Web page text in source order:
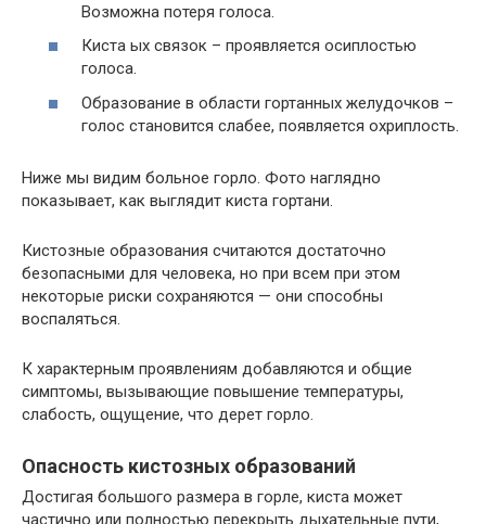
Возможна потеря голоса.
Киста ых связок – проявляется осиплостью
голоса.
Образование в области гортанных желудочков –
голос становится слабее, появляется охриплость.
Ниже мы видим больное горло. Фото наглядно
показывает, как выглядит киста гортани.
Кистозные образования считаются достаточно
безопасными для человека, но при всем при этом
некоторые риски сохраняются — они способны
воспаляться.
К характерным проявлениям добавляются и общие
симптомы, вызывающие повышение температуры,
слабость, ощущение, что дерет горло.
Опасность кистозных образований
Достигая большого размера в горле, киста может
частично или полностью перекрыть дыхательные пути,